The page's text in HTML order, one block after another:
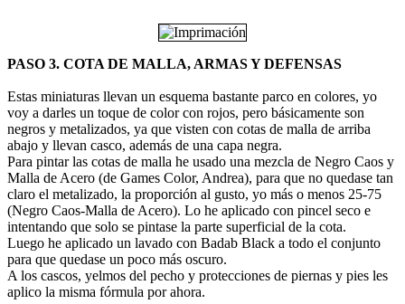
PASO 3. COTA DE MALLA, ARMAS Y DEFENSAS
Estas miniaturas llevan un esquema bastante parco en colores, yo
voy a darles un toque de color con rojos, pero básicamente son
negros y metalizados, ya que visten con cotas de malla de arriba
abajo y llevan casco, además de una capa negra.
Para pintar las cotas de malla he usado una mezcla de Negro Caos y
Malla de Acero (de Games Color, Andrea), para que no quedase tan
claro el metalizado, la proporción al gusto, yo más o menos 25-75
(Negro Caos-Malla de Acero). Lo he aplicado con pincel seco e
intentando que solo se pintase la parte superficial de la cota.
Luego he aplicado un lavado con Badab Black a todo el conjunto
para que quedase un poco más oscuro.
A los cascos, yelmos del pecho y protecciones de piernas y pies les
aplico la misma fórmula por ahora.